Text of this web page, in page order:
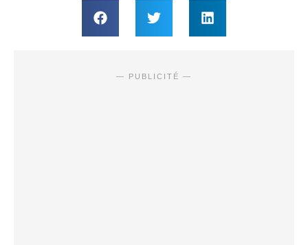
— PUBLICITÉ —